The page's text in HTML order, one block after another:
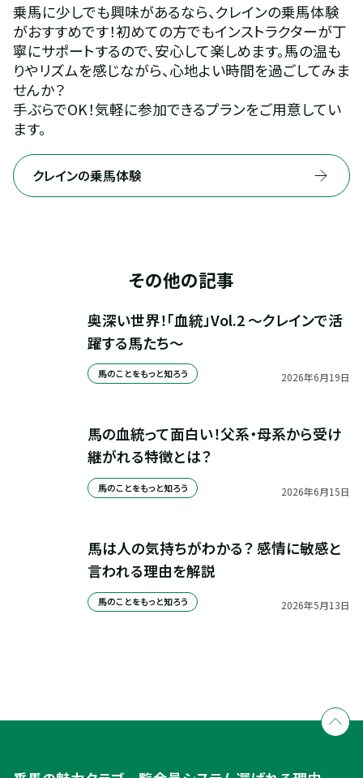
乗馬に少しでも興味があるなら、クレインの乗馬体験
がおすすめです！初めての方でもインストラクターが丁
寧にサポートするので、安心して楽しめます。馬の温も
りやリズムを感じながら、心地よい時間を過ごしてみま
せんか？
手ぶらでOK！気軽に参加できるプランをご用意してい
ます。
クレインの乗馬体験
その他の記事
奥深い世界！「血統」Vol.2 ～クレインで活
躍する馬たち～
馬のことをもっと知ろう 2026年6月19日
馬の血統って面白い！父系・母系から受け
継がれる特徴とは？
馬のことをもっと知ろう 2026年6月15日
馬は人の気持ちがわかる？ 感情に敏感と
言われる理由を解説
馬のことをもっと知ろう 2026年5月13日
入会のご相談・申込